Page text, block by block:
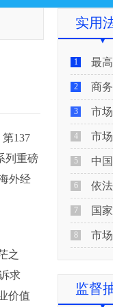
137
列重磅
外经
之
求
价值
实用
1 最高人
2 商务
3 市场监管
4 市场监管
5 中国
6 依法惩治环境污
7 国家
8 市场
监督